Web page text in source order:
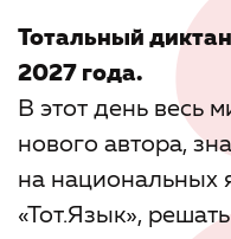
Тотальный
2027 года.
В этот день весь
нового автора,
на национальных
«Тот.Язык»,